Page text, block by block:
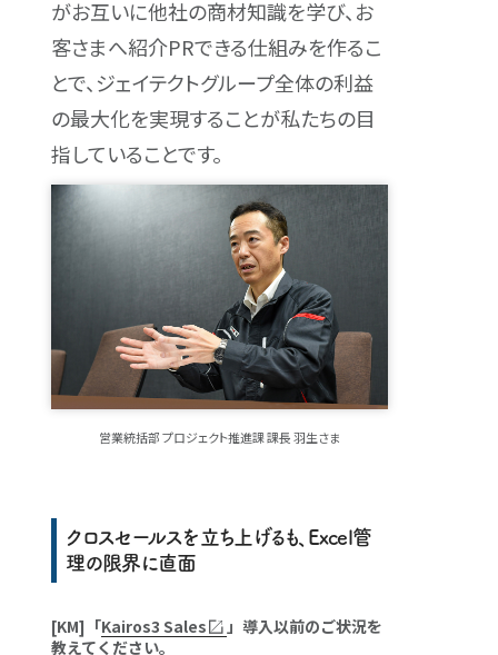
がお互いに他社の商材知識を学び、お
客さまへ紹介PRできる仕組みを作るこ
とで、ジェイテクトグループ全体の利益
の最大化を実現することが私たちの目
指していることです。
営業統括部 プロジェクト推進課 課長 羽生さま
クロスセールスを立ち上げるも、Excel管
理の限界に直面
[KM]「Kairos3 Sales
」導入以前のご状況を
教えてください。